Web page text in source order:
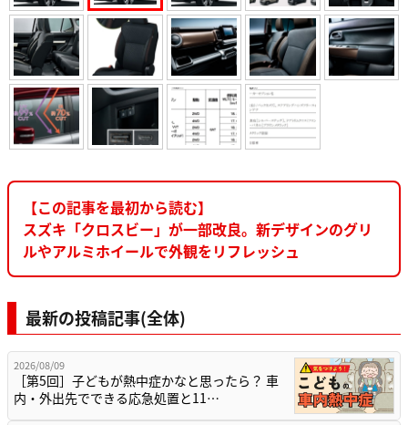
【この記事を最初から読む】
スズキ「クロスビー」が一部改良。新デザインのグリ
ルやアルミホイールで外観をリフレッシュ
最新の投稿記事(全体)
2026/08/09
［第5回］子どもが熱中症かなと思ったら？ 車
内・外出先でできる応急処置と11…